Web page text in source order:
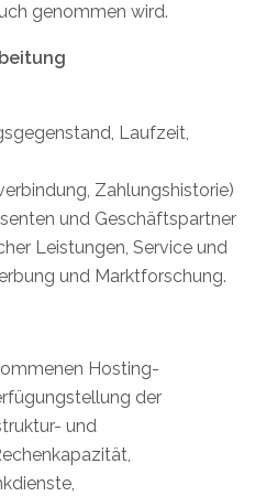
genommen wird.
Laufzeit,
Zahlungshistorie)
und Geschäftspartner
Leistungen, Service und
und Marktforschung.
Hosting-
der
und